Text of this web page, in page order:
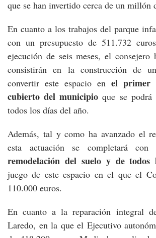
que se han invertido cerca de un millón
En cuanto a los trabajos del parque
con un presupuesto de 511.732
ejecución de seis meses, el consejero
consistirán en la construcción de
convertir este espacio en el primer
cubierto del municipioque se podrá
todos los días del año.
Además, tal y como ha avanzado el
esta actuación se completará
remodelación del suelo y de todos
juego de este espacio en el que el
110.000 euros.
En cuanto a la reparación integral
Laredo, en la que el Ejecutivo